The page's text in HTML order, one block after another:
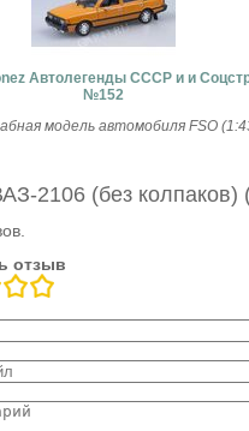
Автолегенды СССР и и
№152
модель автомобиля FSO
2106 (без
отзыв